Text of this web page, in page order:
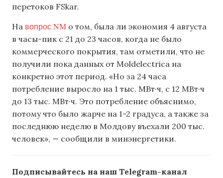
перетоков FSkar.
На вопрос NM о том, была ли экономия 4 августа
в часы-пик с 21 до 23 часов, когда не было
коммерческого покрытия, там отметили, что не
получили пока данных от Moldelectrica на
конкретно этот период. «Но за 24 часа
потребление выросло на 1 тыс. МВт·ч, с 12 МВт·ч
до 13 тыс. МВт·ч. Это потребление объяснимо,
потому что было жарче на 1-2 градуса, а также за
последнюю неделю в Молдову въехали 200 тыс.
человек», — сообщили в минэнергетики.
Подписывайтесь на наш Telegram-канал